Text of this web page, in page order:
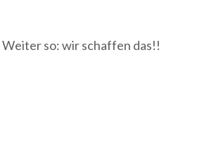
Weiter so: wir schaffen das!!